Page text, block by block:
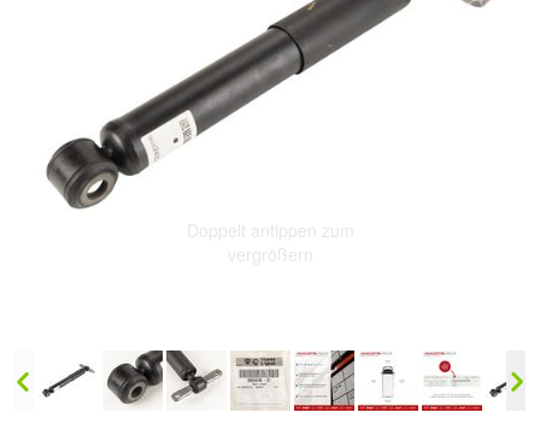
Doppelt antippen zum
vergrößern